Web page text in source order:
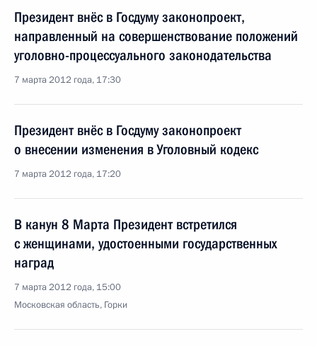
Президент внёс в Госдуму законопроект,
направленный на совершенствование положений
уголовно-процессуального законодательства
7 марта 2012 года, 17:30
Президент внёс в Госдуму законопроект
о внесении изменения в Уголовный кодекс
7 марта 2012 года, 17:20
В канун 8 Марта Президент встретился
с женщинами, удостоенными государственных
наград
7 марта 2012 года, 15:00
Московская область, Горки